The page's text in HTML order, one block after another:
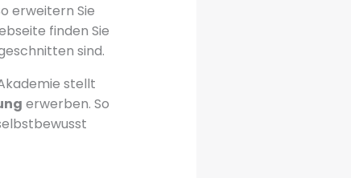
erweitern Sie
finden Sie
sind.
stellt
erwerben. So